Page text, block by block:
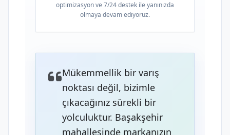
optimizasyon ve 7/24 destek ile yanınızda
olmaya devam ediyoruz.
Mükemmellik bir varış
noktası değil, bizimle
çıkacağınız sürekli bir
yolculuktur. Başakşehir
mahallesinde markanızın